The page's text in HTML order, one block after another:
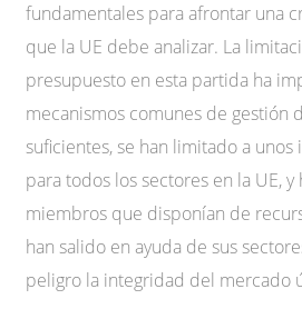
fundamentales para afrontar una
que la UE debe analizar. La
presupuesto en esta partida ha
mecanismos comunes de gestión
suficientes, se han limitado a
para todos los sectores en la UE,
miembros que disponían de
han salido en ayuda de sus
peligro la integridad del mercado